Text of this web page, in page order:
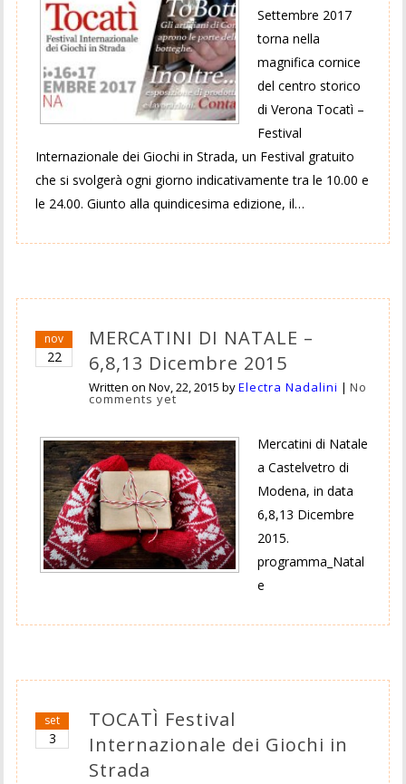
Settembre 2017
torna nella
magnifica cornice
del centro storico
di Verona Tocatì –
Festival
Internazionale dei Giochi in Strada, un Festival gratuito
che si svolgerà ogni giorno indicativamente tra le 10.00 e
le 24.00. Giunto alla quindicesima edizione, il…
nov
22
MERCATINI DI NATALE –
6,8,13 Dicembre 2015
Written onNov, 22, 2015 byElectra Nadalini |No
comments yet
Mercatini di Natale
a Castelvetro di
Modena, in data
6,8,13 Dicembre
2015.
programma_Natal
e
set
3
TOCATÌ Festival
Internazionale dei Giochi in
Strada